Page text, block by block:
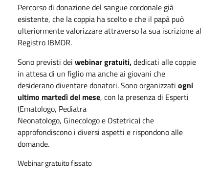
Percorso di donazione del sangue cordonale già
esistente, che la coppia ha scelto e che il papà può
ulteriormente valorizzare attraverso la sua iscrizione al
Registro IBMDR.
Sono previsti dei webinar gratuiti,dedicati alle coppie
in attesa di un figlio ma anche ai giovani che
desiderano diventare donatori. Sono organizzati ogni
ultimo martedì del mese, con la presenza di Esperti
(Ematologo, Pediatra
Neonatologo, Ginecologo e Ostetrica) che
approfondiscono i diversi aspetti e rispondono alle
domande.
Webinar gratuito fissato